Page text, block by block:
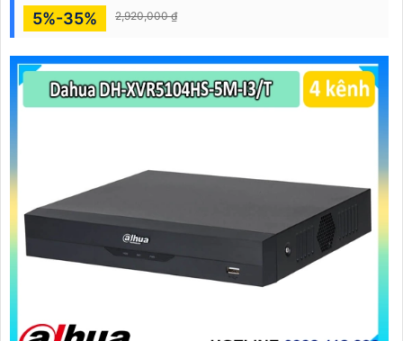
5%-35% 2,920,000 ₫